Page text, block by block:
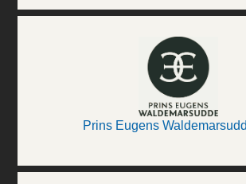
Prins Eugens